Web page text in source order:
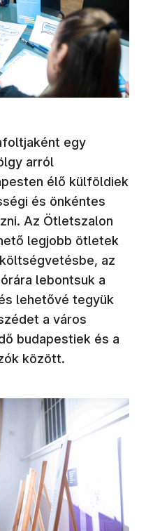
arról
élő külföldiek
és önkéntes
Az Ötletszalon
legjobb ötletek
az
lebontsuk a
lehetővé tegyük
a város
budapestiek és a
között.